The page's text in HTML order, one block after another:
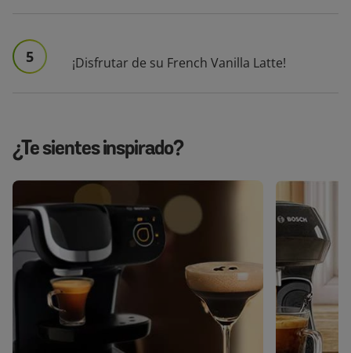
5 ¡Disfrutar de su French Vanilla Latte!
¿Te sientes inspirado?